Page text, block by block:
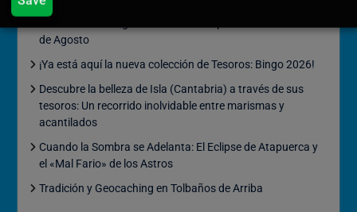
de Agosto
¡Ya está aquí la nueva colección de Tesoros: Bingo 2026!
Descubre la belleza de Isla (Cantabria) a través de sus
tesoros: Un recorrido inolvidable entre marismas y
acantilados
Cuando la Sombra se Adelanta: El Eclipse de Atapuerca y
el «Mal Fario» de los Astros
Tradición y Geocaching en Tolbaños de Arriba